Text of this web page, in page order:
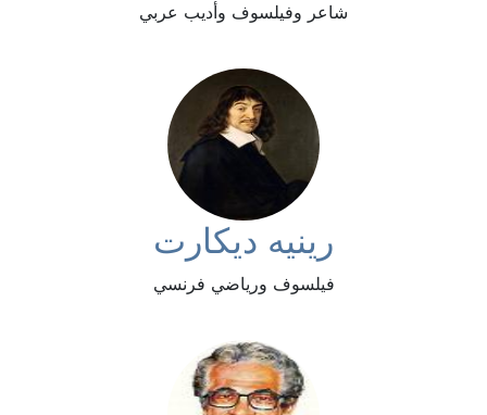
شاعر وفيلسوف وأديب عربي
رينيه ديكارت
فيلسوف ورياضي فرنسي